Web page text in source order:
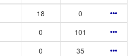
18
0
0
101
0
35